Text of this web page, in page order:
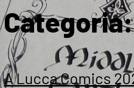
A Lucca Comics